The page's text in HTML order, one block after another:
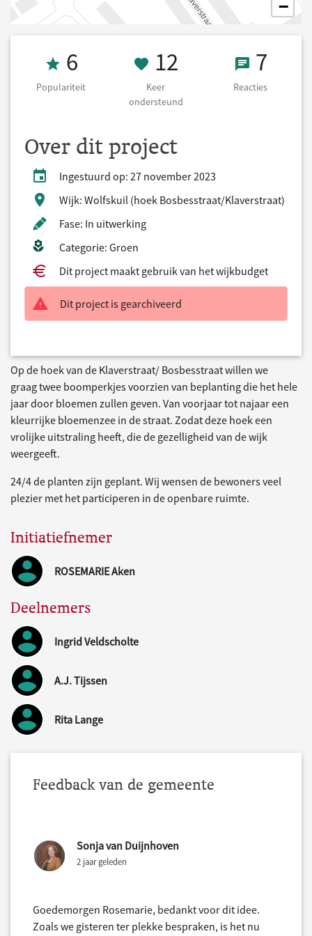
−
Populariteit 6
6
Populariteit
12 Keer
12
Keer
ondersteund
7 7
Reacties
Over dit project
Ingestuurd op: 27 november 2023
Wijk: Wolfskuil (hoek Bosbesstraat/Klaverstraat)
Fase: In uitwerking
Categorie: Groen
Dit project maakt gebruik van het wijkbudget
Dit project is gearchiveerd
Op de hoek van de Klaverstraat/ Bosbesstraat willen we
graag twee boomperkjes voorzien van beplanting die het hele
jaar door bloemen zullen geven. Van voorjaar tot najaar een
kleurrijke bloemenzee in de straat. Zodat deze hoek een
vrolijke uitstraling heeft, die de gezelligheid van de wijk
weergeeft.
24/4 de planten zijn geplant. Wij wensen de bewoners veel
plezier met het participeren in de openbare ruimte.
Initiatiefnemer
ROSEMARIE Aken
Deelnemers
Ingrid Veldscholte
A.J. Tijssen
Rita Lange
Feedback van de gemeente
Sonja van Duijnhoven
2 jaar geleden
Goedemorgen Rosemarie, bedankt voor dit idee.
Zoals we gisteren ter plekke bespraken, is het nu